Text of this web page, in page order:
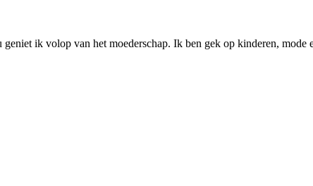
ik volop van het moederschap. Ik ben gek op kinderen,